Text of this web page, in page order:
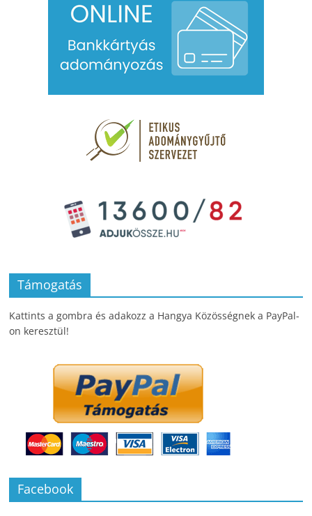
Támogatás
Kattints a gombra és adakozz a Hangya Közösségnek a PayPal-
on keresztül!
Facebook